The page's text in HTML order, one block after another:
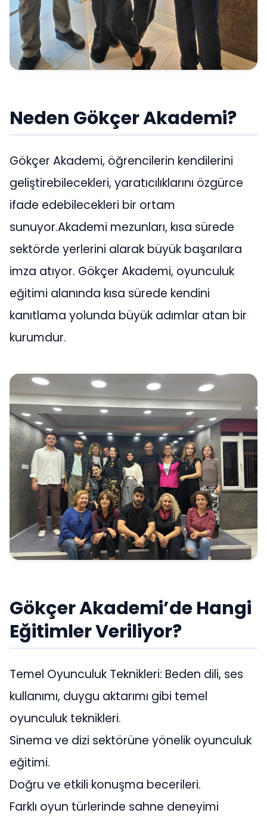
Neden Gökçer Akademi?
Gökçer Akademi, öğrencilerin kendilerini
geliştirebilecekleri, yaratıcılıklarını özgürce
ifade edebilecekleri bir ortam
sunuyor.Akademi mezunları, kısa sürede
sektörde yerlerini alarak büyük başarılara
imza atıyor. Gökçer Akademi, oyunculuk
eğitimi alanında kısa sürede kendini
kanıtlama yolunda büyük adımlar atan bir
kurumdur.
Gökçer Akademi’de Hangi
Eğitimler Veriliyor?
Temel Oyunculuk Teknikleri: Beden dili, ses
kullanımı, duygu aktarımı gibi temel
oyunculuk teknikleri.
Sinema ve dizi sektörüne yönelik oyunculuk
eğitimi.
Doğru ve etkili konuşma becerileri.
Farklı oyun türlerinde sahne deneyimi